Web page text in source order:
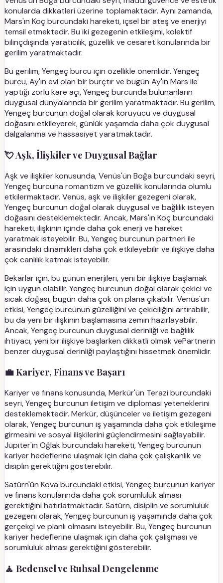
konularda dikkatleri üzerine toplamaktadır. Aynı zamanda,
Mars'ın Koç burcundaki hareketi, içsel bir ateş ve enerjiyi
temsil etmektedir. Bu iki gezegenin etkileşimi, kolektif
bilinçdışında yaratıcılık, güzellik ve cesaret konularında bir
gerilim yaratmaktadır.
Bu gerilim, Yengeç burcu için özellikle önemlidir. Yengeç
burcu, Ay'ın evi olan bir burçtır ve bugün Ay'ın Mars ile
yaptığı zorlu kare açı, Yengeç burcunda bulunanların
duygusal dünyalarında bir gerilim yaratmaktadır. Bu gerilim,
Yengeç burcunun doğal olarak koruyucu ve duygusal
doğasını etkileyerek, günlük yaşamda daha çok duygusal
dalgalanma ve hassasiyet yaratmaktadır.
💘 Aşk, İlişkiler ve Duygusal Bağlar
Aşk ve ilişkiler konusunda, Venüs'ün Boğa burcundaki seyri,
Yengeç burcuna romantizm ve güzellik konularında olumlu
etkilermaktadır. Venüs, aşk ve ilişkiler gezegeni olarak,
Yengeç burcunun doğal olarak duygusal ve bağlılık isteyen
doğasını desteklemektedir. Ancak, Mars'ın Koç burcundaki
hareketi, ilişkinin içinde daha çok enerji ve hareket
yaratmak isteyebilir. Bu, Yengeç burcunun partneri ile
arasındaki dinamikleri daha çok etkileyebilir ve ilişkiye daha
çok canlılık katmak isteyebilir.
Bekarlar için, bu günün enerjileri, yeni bir ilişkiye başlamak
için uygun olabilir. Yengeç burcunun doğal olarak çekici ve
sıcak doğası, bugün daha çok ön plana çıkabilir. Venüs'ün
etkisi, Yengeç burcunun güzelliğini ve çekiciliğini artırabilir,
bu da yeni bir ilişkinin başlamasına zemin hazırlayabilir.
Ancak, Yengeç burcunun duygusal derinliği ve bağlılık
ihtiyacı, yeni bir ilişkiye başlarken dikkatli olmak vePartnerin
benzer duygusal derinliği paylaştığını hissetmek önemlidir.
💼 Kariyer, Finans ve Başarı
Kariyer ve finans konusunda, Merkür'ün Terazi burcundaki
seyri, Yengeç burcunun iletişim ve diplomasi yeteneklerini
desteklemektedir. Merkür, düşünceler ve iletişim gezegeni
olarak, Yengeç burcunun iş yaşamında daha çok etkileşime
girmesini ve sosyal ilişkilerini güçlendirmesini sağlayabilir.
Jüpiter'in Oğlak burcundaki hareketi, Yengeç burcunun
kariyer hedeflerine ulaşmak için daha çok çalışkanlık ve
disiplin gerektiğini gösterebilir.
Satürn'ün Kova burcundaki etkisi, Yengeç burcunun kariyer
ve finans konularında daha çok sorumluluk alması
gerektiğini hatırlatmaktadır. Satürn, disiplin ve sorumluluk
gezegeni olarak, Yengeç burcunun iş yaşamında daha çok
gerçekçi ve planlı olmasını isteyebilir. Bu, Yengeç burcunun
kariyer hedeflerine ulaşmak için daha çok çalışması ve
sorumluluk alması gerektiğini gösterebilir.
🧘 Bedensel ve Ruhsal Dengelenme